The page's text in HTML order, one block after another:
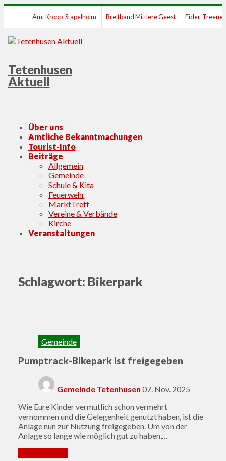
Amt Kropp-Stapelholm Breitband Mittlere Geest Eider-
Tetenhusen
Aktuell
Skip
content
Über uns
Amtliche Bekanntmachungen
Tourist-Info
Beiträge
Allgemein
Gemeinde
Schule & Kita
Feuerwehr
MarktTreff
Vereine & Verbände
Kirche
Veranstaltungen
Schlagwort: Bikerpark
Gemeinde
Pumptrack-Bikepark ist freigegeben
Gemeinde Tetenhusen on
07. Nov. 2025
Wie Eure Kinder vermutlich schon vermehrt
vernommen und die Gelegenheit genutzt haben, ist die
Anlage nun zur Nutzung freigegeben. Um von der
Anlage so lange wie möglich gut zu haben,…